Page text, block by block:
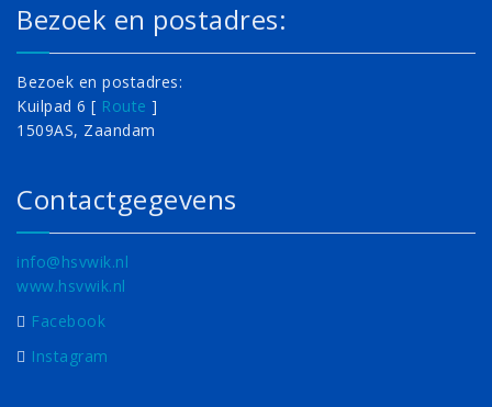
Bezoek en postadres:
Bezoek en postadres:
Kuilpad 6 [ Route ]
1509AS, Zaandam
Contactgegevens
info@hsvwik.nl
www.hsvwik.nl
Facebook
Instagram